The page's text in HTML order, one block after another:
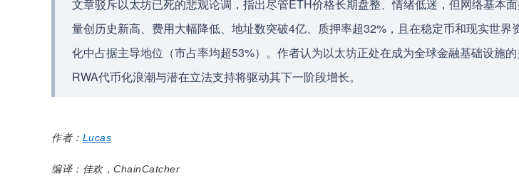
文章驳斥以太坊已死的悲观论调，指出尽管ETH价格长期盘整、情绪低迷，但网络基本
量创历史新高、费用大幅降低、地址数突破4亿、质押率超32%，且在稳定币和现实世界
化中占据主导地位（市占率均超53%）。作者认为以太坊正处在成为全球金融基础设施的
RWA代币化浪潮与潜在立法支持将驱动其下一阶段增长。
作者： Lucas
编译：佳欢，ChainCatcher